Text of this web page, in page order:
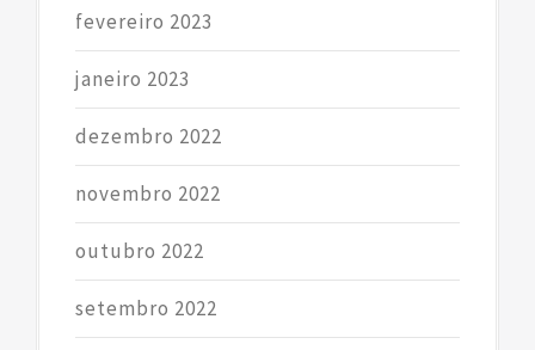
fevereiro 2023
janeiro 2023
dezembro 2022
novembro 2022
outubro 2022
setembro 2022